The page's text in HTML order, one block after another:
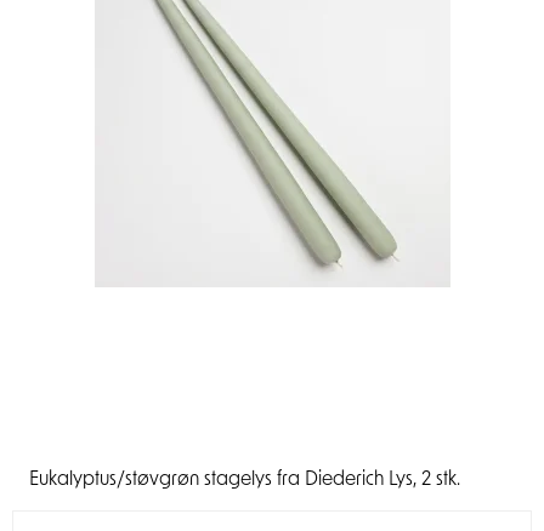
Eukalyptus/støvgrøn stagelys fra Diederich Lys, 2 stk.